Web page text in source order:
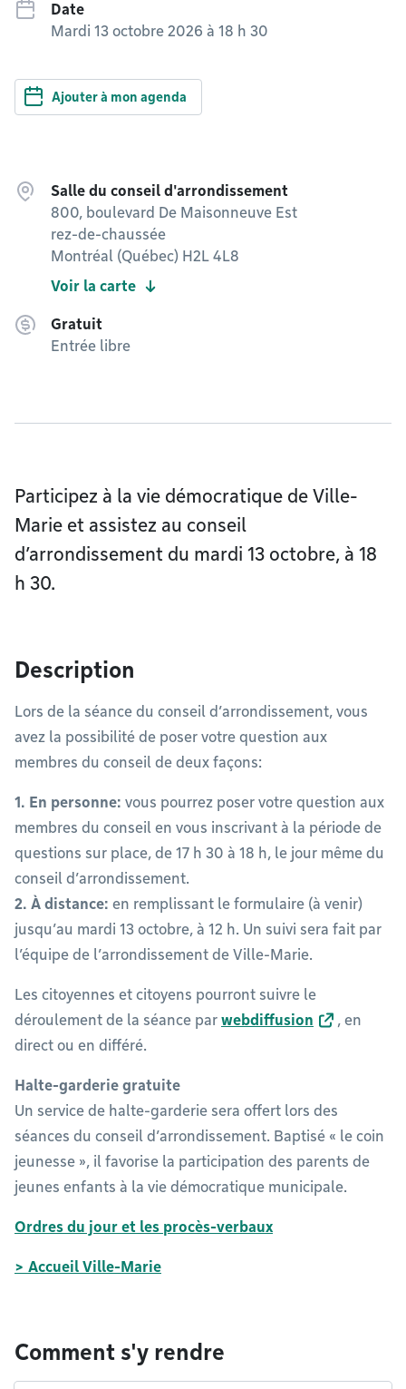
Date
Mardi 13 octobre 2026 à 18 h 30
Ajouter à mon agenda
Salle du conseil d'arrondissement
800, boulevard De Maisonneuve Est
rez-de-chaussée
Montréal (Québec) H2L 4L8
Voir la carte
Gratuit
Entrée libre
Participez à la vie démocratique de Ville-
Marie et assistez au conseil
d’arrondissement du mardi 13 octobre, à 18
h 30.
Description
Lors de la séance du conseil d’arrondissement, vous
avez la possibilité de poser votre question aux
membres du conseil de deux façons:
1. En personne: vous pourrez poser votre question aux
membres du conseil en vous inscrivant à la période de
questions sur place, de 17 h 30 à 18 h, le jour même du
conseil d’arrondissement.
2. À distance: en remplissant le formulaire (à venir)
jusqu’au mardi 13 octobre, à 12 h. Un suivi sera fait par
l’équipe de l’arrondissement de Ville-Marie.
Les citoyennes et citoyens pourront suivre le
déroulement de la séance par webdiffusion
, en
direct ou en différé.
Halte-garderie gratuite
Un service de halte-garderie sera offert lors des
séances du conseil d’arrondissement. Baptisé « le coin
jeunesse », il favorise la participation des parents de
jeunes enfants à la vie démocratique municipale.
Ordres du jour et les procès-verbaux
> Accueil Ville-Marie
Comment s'y rendre